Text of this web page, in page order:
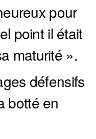
pour
point il était
maturité ».
défensifs
botté en